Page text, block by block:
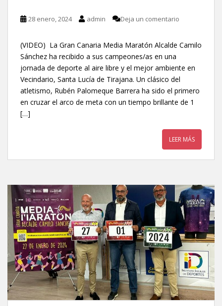
28 enero, 2024 admin Deja un comentario
(VIDEO) La Gran Canaria Media Maratón Alcalde Camilo
Sánchez ha recibido a sus campeones/as en una
jornada de deporte al aire libre y el mejor ambiente en
Vecindario, Santa Lucía de Tirajana. Un clásico del
atletismo, Rubén Palomeque Barrera ha sido el primero
en cruzar el arco de meta con un tiempo brillante de 1
[…]
LEER MÁS